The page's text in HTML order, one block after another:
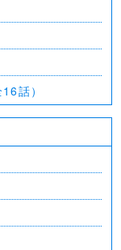
話）